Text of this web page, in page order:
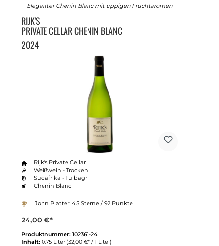
Eleganter Chenin Blanc mit üppigen Fruchtaromen
RIJK'S
PRIVATE CELLAR CHENIN BLANC
2024
Rijk's Private Cellar
Weißwein - Trocken
Südafrika - Tulbagh
Chenin Blanc
John Platter: 4.5 Sterne / 92 Punkte
24,00 €*
Produktnummer: 102361-24
Inhalt: 0.75 Liter (32,00 €* / 1 Liter)